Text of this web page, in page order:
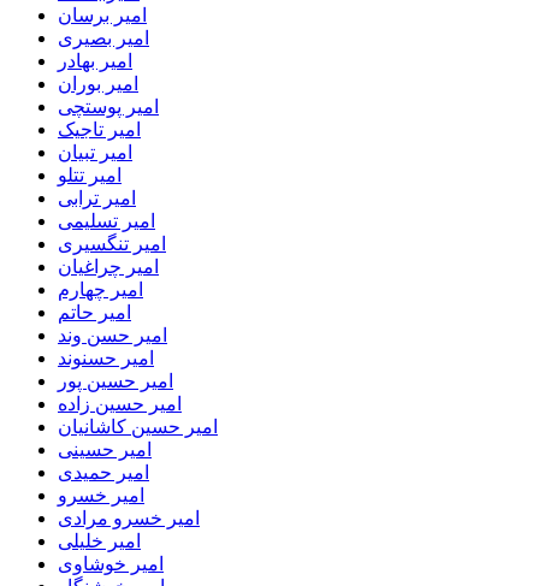
امیر برسان
امیر بصیری
امیر بهادر
امیر بوران
امیر پوستچی
امیر تاجیک
امیر تبیان
امیر تتلو
امیر ترابی
امیر تسلیمی
امیر تنگسیری
امیر چراغیان
امیر چهارم
امیر حاتم
امیر حسن وند
امیر حسنوند
امیر حسین پور
امیر حسین زاده
امیر حسین کاشانیان
امیر حسینی
امیر حمیدی
امیر خسرو
امیر خسرو مرادی
امیر خلیلی
امیر خوشاوی